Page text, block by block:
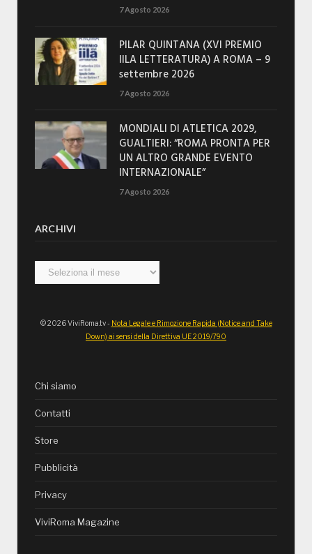
7 Agosto 2026
PILAR QUINTANA (XVI PREMIO
IILA LETTERATURA) A ROMA – 9
settembre 2026
7 Agosto 2026
MONDIALI DI ATLETICA 2029,
GUALTIERI: “ROMA PRONTA PER
UN ALTRO GRANDE EVENTO
INTERNAZIONALE”
7 Agosto 2026
ARCHIVI
Archivi
© 2026 ViviRoma.tv - Nota Legale e Rimozione Rapida (Notice and Take
Down) ai sensi della Direttiva UE 2019/790
Chi siamo
Contatti
Store
Pubblicità
Privacy
ViviRoma Magazine